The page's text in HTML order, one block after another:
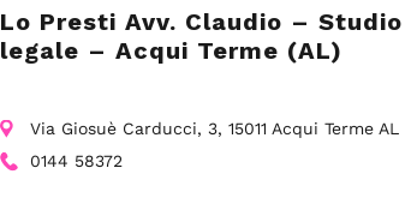
Lo Presti Avv. Claudio – Studio
legale – Acqui Terme (AL)
Via Giosuè Carducci, 3, 15011 Acqui Terme AL
0144 58372